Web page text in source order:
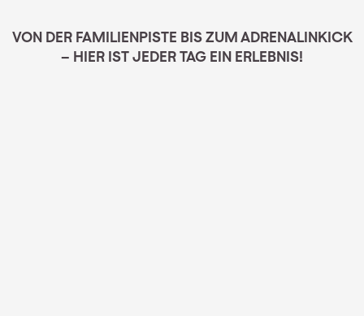
VON DER FAMILIENPISTE BIS ZUM ADRENALINKICK
– HIER IST JEDER TAG EIN ERLEBNIS!